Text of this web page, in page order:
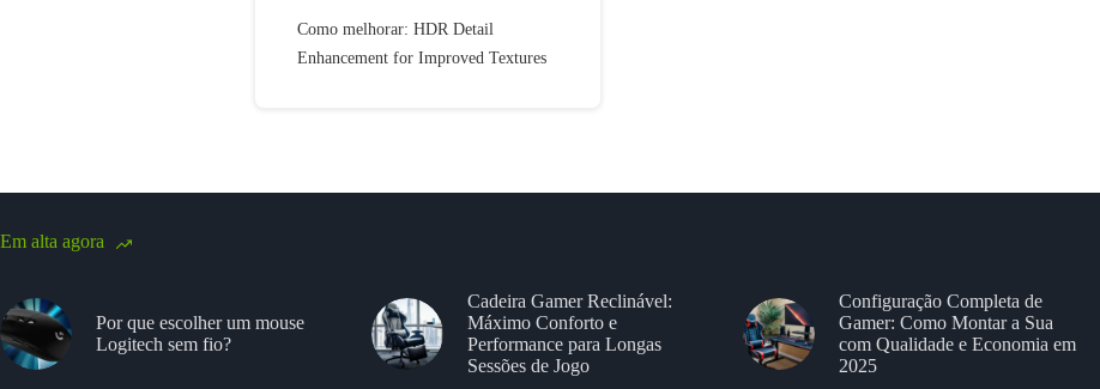
Como melhorar: HDR Detail
Enhancement for Improved Textures
Em alta agora
Por que escolher um mouse
Logitech sem fio?
Cadeira Gamer Reclinável:
Máximo Conforto e
Performance para Longas
Sessões de Jogo
Configuração Completa de
Gamer: Como Montar a Sua
com Qualidade e Economia em
2025